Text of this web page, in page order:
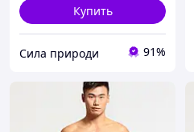
Купить
Сила природи 91%